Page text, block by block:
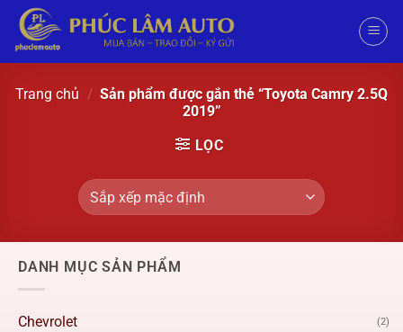
Trang chủ / Sản phẩm được gắn thẻ “Toyota Camry 2.5Q
2019”
LỌC
DANH MỤC SẢN PHẨM
Chevrolet (2)